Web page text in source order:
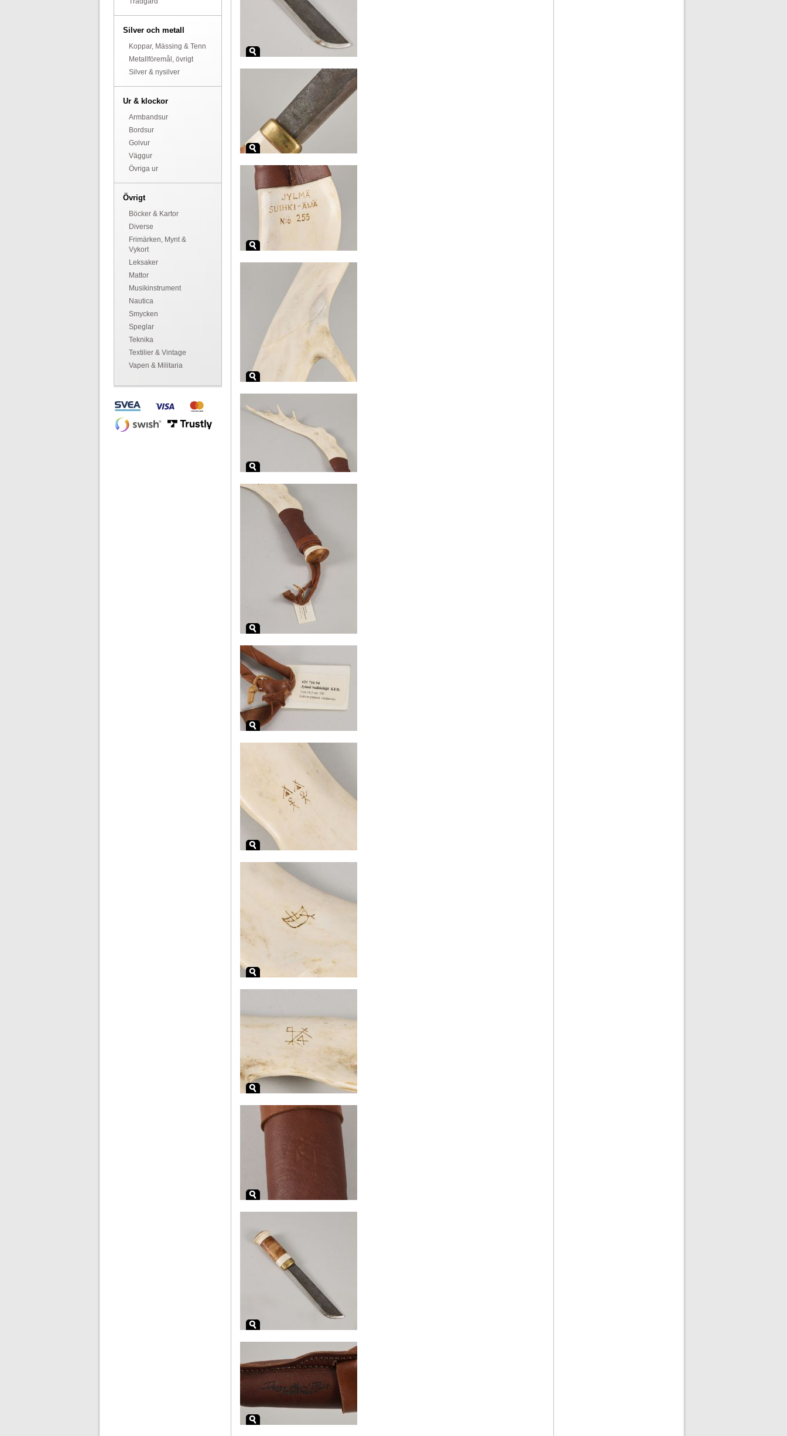
Silver och metall
Koppar, Mässing & Tenn
Metallföremål, övrigt
Silver & nysilver
Ur & klockor
Armbandsur
Bordsur
Golvur
Väggur
Övriga ur
Övrigt
Böcker & Kartor
Diverse
Frimärken, Mynt &
Vykort
Leksaker
Mattor
Musikinstrument
Nautica
Smycken
Speglar
Teknika
Textilier & Vintage
Vapen & Militaria